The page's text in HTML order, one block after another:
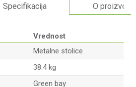
Specifikacija O proizvodu
Vrednost
Metalne stolice
38.4 kg
Green bay